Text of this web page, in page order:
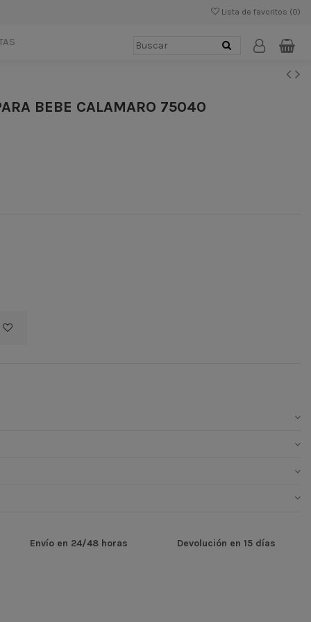
Lista de favoritos (0)
BEBE CALAMARO 75040
Envío en 24/48 horas Devolución en 15 días